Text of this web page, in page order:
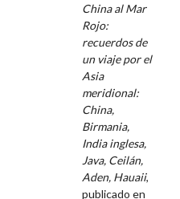
China al Mar
Rojo:
recuerdos de
un viaje por el
Asia
meridional:
China,
Birmania,
India inglesa,
Java, Ceilán,
Aden, Hauaii,
publicado en